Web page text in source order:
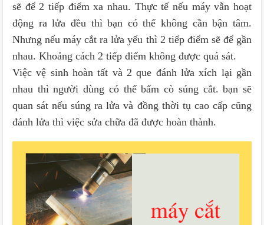
sẽ để 2 tiếp điểm xa nhau. Thực tế nếu máy vẫn hoạt
động ra lửa đều thì bạn có thể không cần bận tâm.
Nhưng nếu máy cắt ra lửa yếu thì 2 tiếp điểm sẽ để gần
nhau. Khoảng cách 2 tiếp điểm không được quá sát.
Việc vệ sinh hoàn tất và 2 que đánh lửa xích lại gần
nhau thì người dùng có thể bấm cò súng cắt. bạn sẽ
quan sát nếu súng ra lửa và đồng thời tụ cao cấp cũng
đánh lửa thì việc sửa chữa đã được hoàn thành.